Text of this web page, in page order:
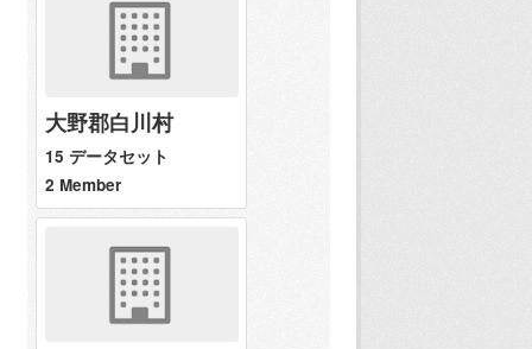
大野郡白川村
15 データセット
2 Member